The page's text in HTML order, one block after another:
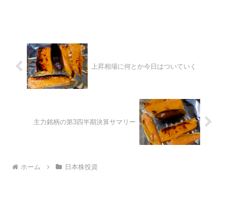
上昇相場に何とか今日はついていく
主力銘柄の第3四半期決算サマリー
ホーム 日本株投資